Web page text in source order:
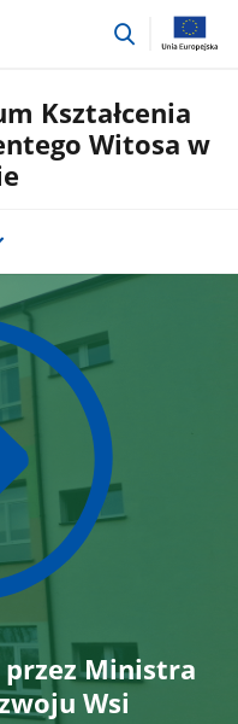
przejdź
Kształcenia
Witosa w
przez Ministra
Wsi